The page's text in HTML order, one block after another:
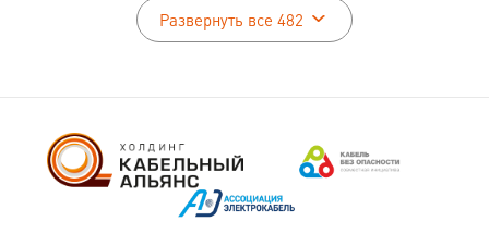
Развернуть все 482